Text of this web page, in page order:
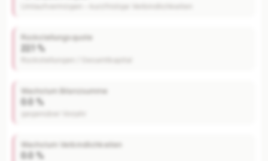
Rückstellungsquote
22.1 %
Wachstum Bilanzsumme
0.0 %
Wachstum Verbindlichkeiten
0.0 %